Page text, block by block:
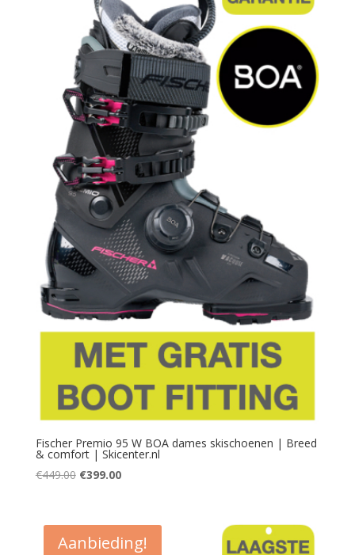
Fischer Premio 95 W BOA dames skischoenen | Breed
& comfort | Skicenter.nl
€449.00 Oorspronkelijke
€449.00.
€399.00Huidige
€399.00.
Aanbieding!